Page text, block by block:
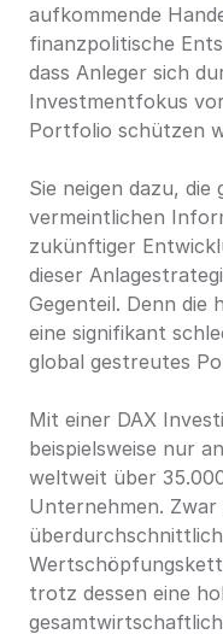
aufkommende
finanzpolitische
dass Anleger sich
Investmentfokus
Portfolio schützen
Sie neigen dazu,
vermeintlichen
zukünftiger
dieser
Gegenteil. Denn die
eine signifikant
global gestreutes
Mit einer DAX
beispielsweise nur
weltweit über
Unternehmen. Zwar
trotz dessen eine